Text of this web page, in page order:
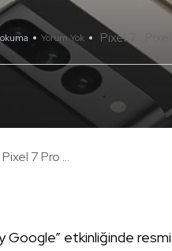
Yorum Yok Pixel 7
7 Pro ...
etkinliğinde resmi